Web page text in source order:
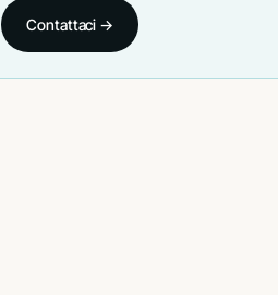
Contattaci →